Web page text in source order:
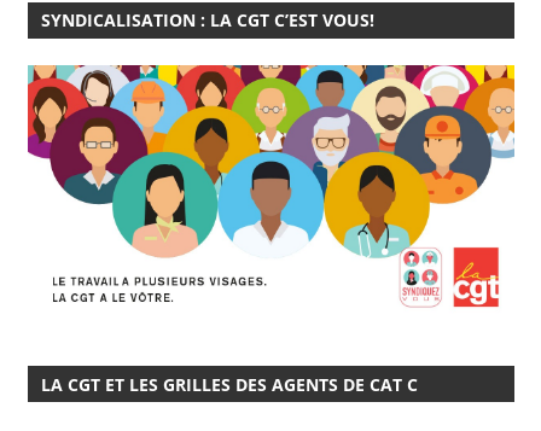
SYNDICALISATION : LA CGT C’EST VOUS!
LA CGT ET LES GRILLES DES AGENTS DE CAT C